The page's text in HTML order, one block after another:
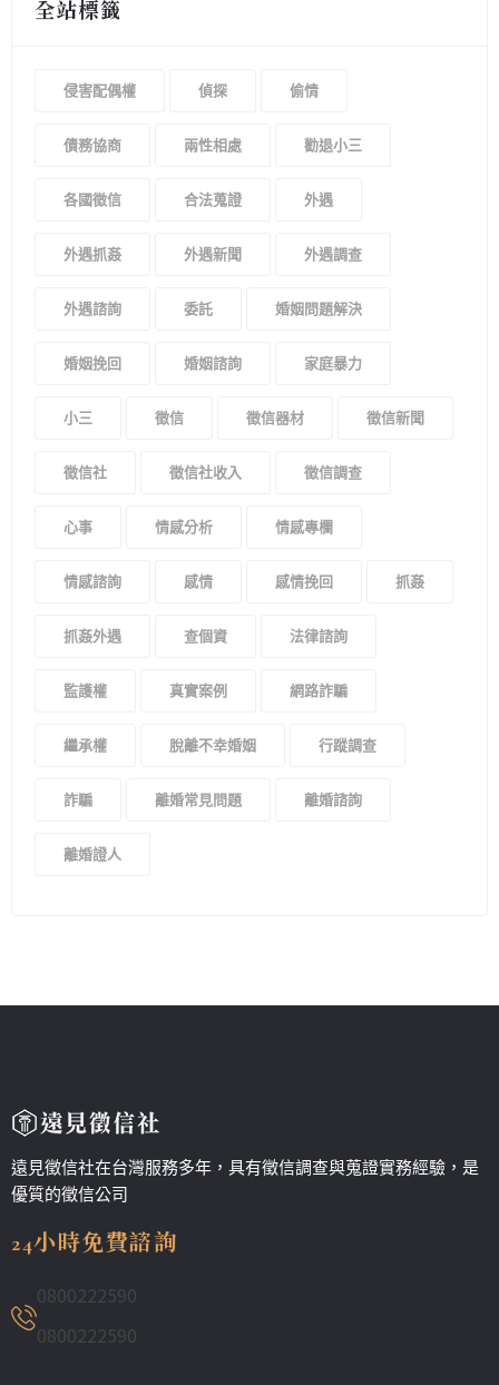
全站標籤
侵害配偶權 偵探 偷情
債務協商 兩性相處 勸退小三
各國徵信 合法蒐證 外遇
外遇抓姦 外遇新聞 外遇調查
外遇諮詢 委託 婚姻問題解決
婚姻挽回 婚姻諮詢 家庭暴力
小三 徵信 徵信器材 徵信新聞
徵信社 徵信社收入 徵信調查
心事 情感分析 情感專欄
情感諮詢 感情 感情挽回 抓姦
抓姦外遇 查個資 法律諮詢
監護權 真實案例 網路詐騙
繼承權 脫離不幸婚姻 行蹤調查
詐騙 離婚常見問題 離婚諮詢
離婚證人
遠見徵信社在台灣服務多年，具有徵信調查與蒐證實務經驗，是
優質的徵信公司
24小時免費諮詢
0800222590
0800222590